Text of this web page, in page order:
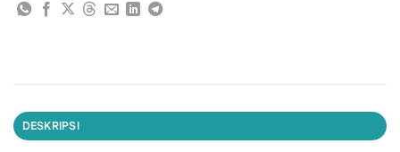
DESKRIPSI